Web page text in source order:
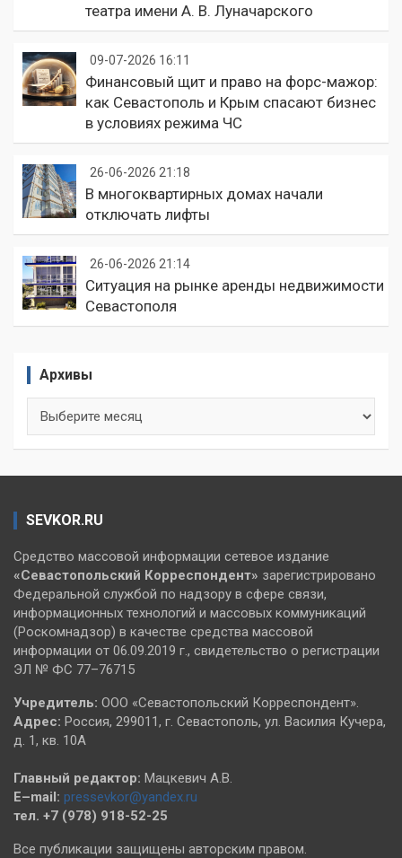
театра имени А. В. Луначарского
09-07-2026 16:11
Финансовый щит и право на форс-мажор:
как Севастополь и Крым спасают бизнес
в условиях режима ЧС
26-06-2026 21:18
В многоквартирных домах начали
отключать лифты
26-06-2026 21:14
Ситуация на рынке аренды недвижимости
Севастополя
Архивы
SEVKOR.RU
Средство массовой информации сетевое издание
«Севастопольский Корреспондент» зарегистрировано
Федеральной службой по надзору в сфере связи,
информационных технологий и массовых коммуникаций
(Роскомнадзор) в качестве средства массовой
информации от 06.09.2019 г., свидетельство о регистрации
ЭЛ № ФС 77–76715
Учредитель: ООО «Севастопольский Корреспондент».
Адрес: Россия, 299011, г. Севастополь, ул. Василия Кучера,
д. 1, кв. 10А
Главный редактор: Мацкевич А.В.
E–mail: pressevkor@yandex.ru
тел. +7 (978) 918-52-25
Все публикации защищены авторским правом.